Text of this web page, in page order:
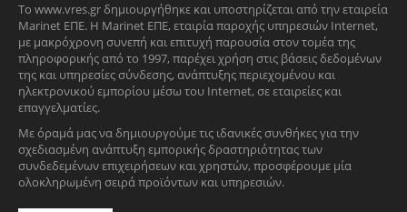
Το www.vres.gr δημιουργήθηκε και υποστηρίζεται από την εταιρεία
Marinet ΕΠΕ. Η Marinet ΕΠΕ, εταιρία παροχής υπηρεσιών Internet,
με μακρόχρονη συνεπή και επιτυχή παρουσία στον τομέα της
πληροφορικής από το 1997, παρέχει χρήση στις βάσεις δεδομένων
της και υπηρεσίες σύνδεσης, ανάπτυξης περιεχομένου και
ηλεκτρονικού εμπορίου μέσω του Internet, σε εταιρείες και
επαγγελματίες.
Με όραμά μας να δημιουργούμε τις ιδανικές συνθήκες για την
σχεδιασμένη ανάπτυξη εμπορικής δραστηριότητας των
συνδεδεμένων επιχειρήσεων και χρηστών, προσφέρουμε μία
ολοκληρωμένη σειρά προϊόντων και υπηρεσιών.